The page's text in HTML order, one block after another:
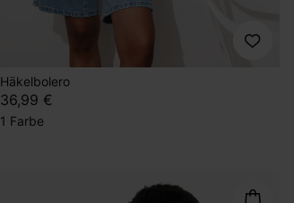
Häkelbolero
36,99 €
1 Farbe